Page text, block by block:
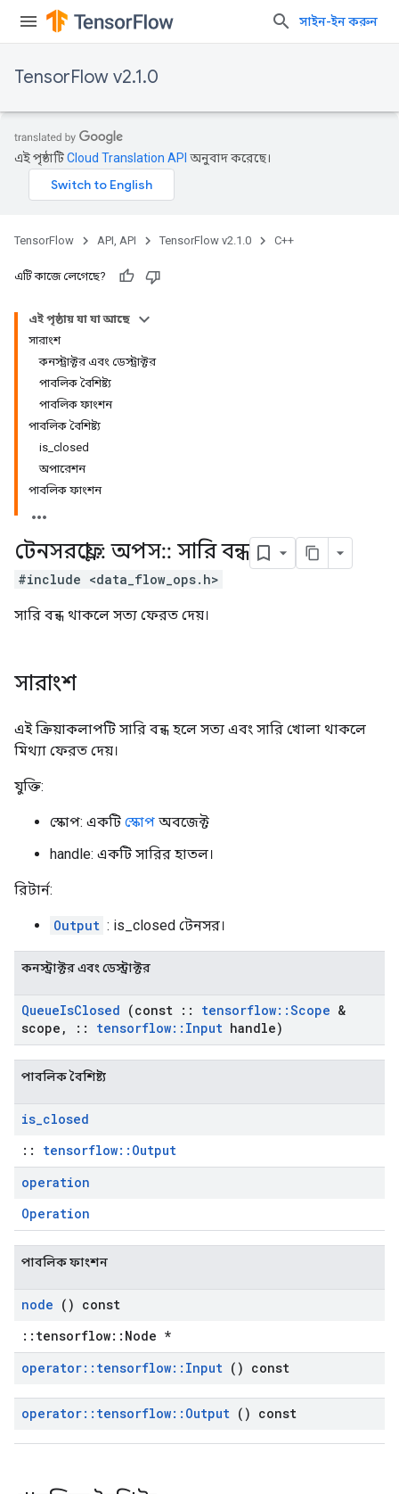
সাইন-ইন করুন
TensorFlow v2.1.0
এই পৃষ্ঠাটিCloud Translation API অনুবাদ করেছে।
TensorFlow API, API TensorFlow v2.1.0 C++
এটি কাজে লেগেছে?
এই পৃষ্ঠায় যা যা আছে
সারাংশ
কনস্ট্রাক্টর এবং ডেস্ট্রাক্টর
পাবলিক বৈশিষ্ট্য
পাবলিক ফাংশন
পাবলিক বৈশিষ্ট্য
is_closed
অপারেশন
পাবলিক ফাংশন
টেনসরফ্লো:: অপস:: সারি বন্ধ
#include <data_flow_ops.h>
সারি বন্ধ থাকলে সত্য ফেরত দেয়।
সারাংশ
এই ক্রিয়াকলাপটি সারি বন্ধ হলে সত্য এবং সারি খোলা থাকলে
মিথ্যা ফেরত দেয়।
যুক্তি:
স্কোপ: একটি স্কোপ অবজেক্ট
handle: একটি সারির হাতল।
রিটার্ন:
Output : is_closed টেনসর।
কনস্ট্রাক্টর এবং ডেস্ট্রাক্টর
QueueIsClosed (const :: tensorflow::Scope &
scope , :: tensorflow:: Input handle)
পাবলিক বৈশিষ্ট্য
is_closed
:: tensorflow::Output
operation
Operation
পাবলিক ফাংশন
node () const
::tensorflow::Node *
operator:: tensorflow:: Input () const
operator:: tensorflow:: Output () const